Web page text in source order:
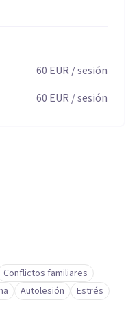
60 EUR / sesión
60 EUR / sesión
Conflictos familiares
Autolesión
Estrés